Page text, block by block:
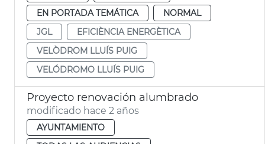
EN PORTADA TEMÁTICA
NORMAL
JGL
EFICIÈNCIA ENERGÈTICA
VELÒDROM LLUÍS PUIG
VELÓDROMO LLUÍS PUIG
Proyecto renovación alumbrado
modificado hace 2 años
AYUNTAMIENTO